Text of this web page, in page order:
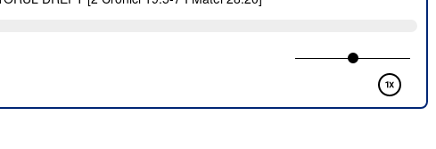
Cronici
19.5-
I